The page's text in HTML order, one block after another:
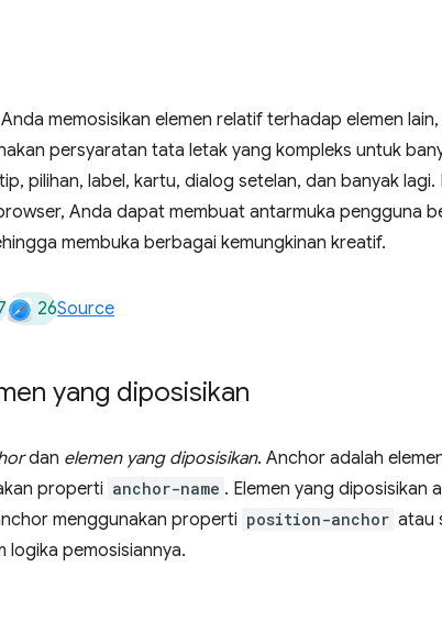
memosisikan elemen relatif terhadap elemen
persyaratan tata letak yang kompleks untuk
pilihan, label, kartu, dialog setelan, dan banyak lagi.
Anda dapat membuat antarmuka pengguna
membuka berbagai kemungkinan kreatif.
26Source
yang diposisikan
dan elemen yang diposisikan. Anchor adalah
properti anchor-name . Elemen yang diposisikan
menggunakan properti position-anchor atau
logika pemosisiannya.